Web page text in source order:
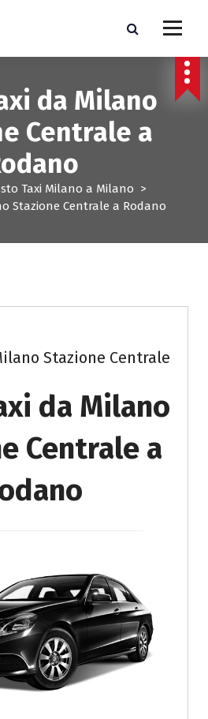
da Milano
Centrale a
Taxi Milano a Milano >
Stazione Centrale a Rodano
Stazione Centrale
da Milano
Centrale a